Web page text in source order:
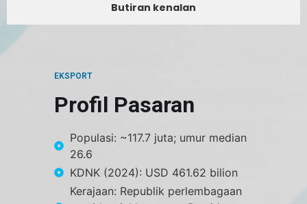
Butiran kenalan
EKSPORT
Profil Pasaran
Populasi: ~117.7 juta; umur median
26.6
KDNK (2024): USD 461.62 bilion
Kerajaan: Republik perlembagaan